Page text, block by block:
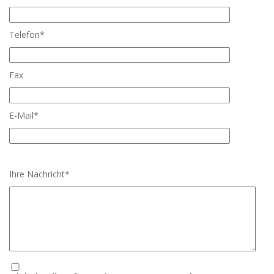
Telefon*
Fax
E-Mail*
Ihre Nachricht*